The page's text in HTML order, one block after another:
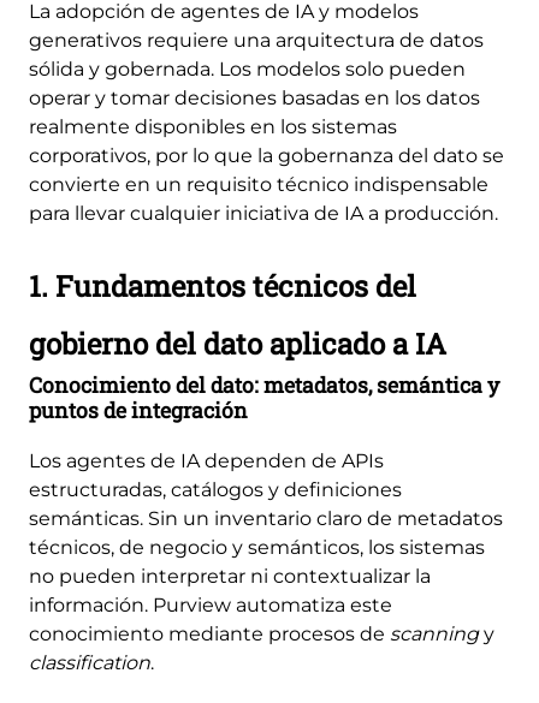
La adopción de agentes de IA y modelos
generativos requiere una arquitectura de datos
sólida y gobernada. Los modelos solo pueden
operar y tomar decisiones basadas en los datos
realmente disponibles en los sistemas
corporativos, por lo que la gobernanza del dato se
convierte en un requisito técnico indispensable
para llevar cualquier iniciativa de IA a producción.
1. Fundamentos técnicos del
gobierno del dato aplicado a IA
Conocimiento del dato: metadatos, semántica y
puntos de integración
Los agentes de IA dependen de APIs
estructuradas, catálogos y definiciones
semánticas. Sin un inventario claro de metadatos
técnicos, de negocio y semánticos, los sistemas
no pueden interpretar ni contextualizar la
información. Purview automatiza este
conocimiento mediante procesos de scanningy
classification.